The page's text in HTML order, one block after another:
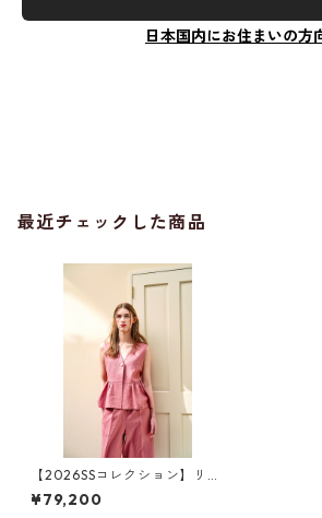
日本国内にお住まいの方
最近チェックした商品
【2026SSコレクション】リネ
ンジレ ピンク
¥79,200